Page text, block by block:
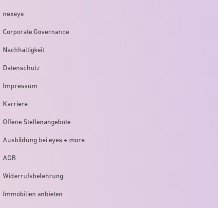
nexeye
Corporate Governance
Nachhaltigkeit
Datenschutz
Impressum
Karriere
Offene Stellenangebote
Ausbildung bei eyes + more
AGB
Widerrufsbelehrung
Immobilien anbieten